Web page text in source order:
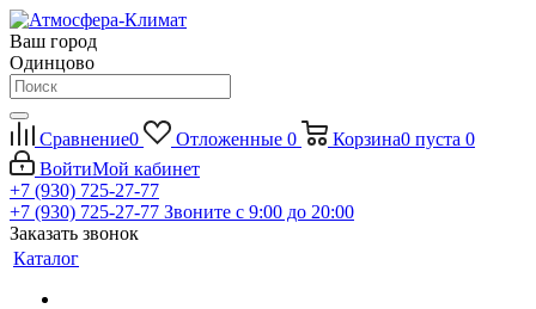
Ваш город
Одинцово
Сравнение0 Отложенные 0 Корзина0 пуста 0
ВойтиМой кабинет
+7 (930) 725-27-77
+7 (930) 725-27-77 Звоните с 9:00 до 20:00
Заказать звонок
Каталог